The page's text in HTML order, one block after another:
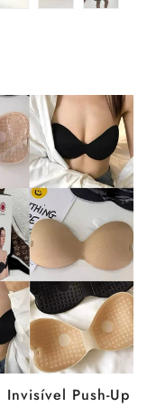
Invisível Push-Up